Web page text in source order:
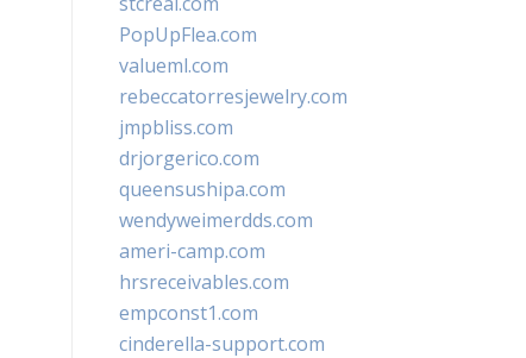
PopUpFlea.com
valueml.com
rebeccatorresjewelry.com
jmpbliss.com
drjorgerico.com
queensushipa.com
wendyweimerdds.com
ameri-camp.com
hrsreceivables.com
empconst1.com
cinderella-support.com